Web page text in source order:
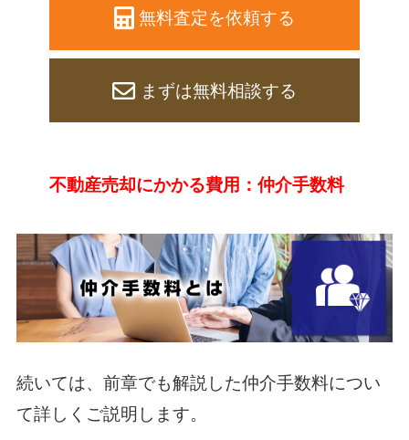
無料査定を依頼する
まずは無料相談する
不動産売却にかかる費用：仲介手数料
続いては、前章でも解説した仲介手数料につい
て詳しくご説明します。